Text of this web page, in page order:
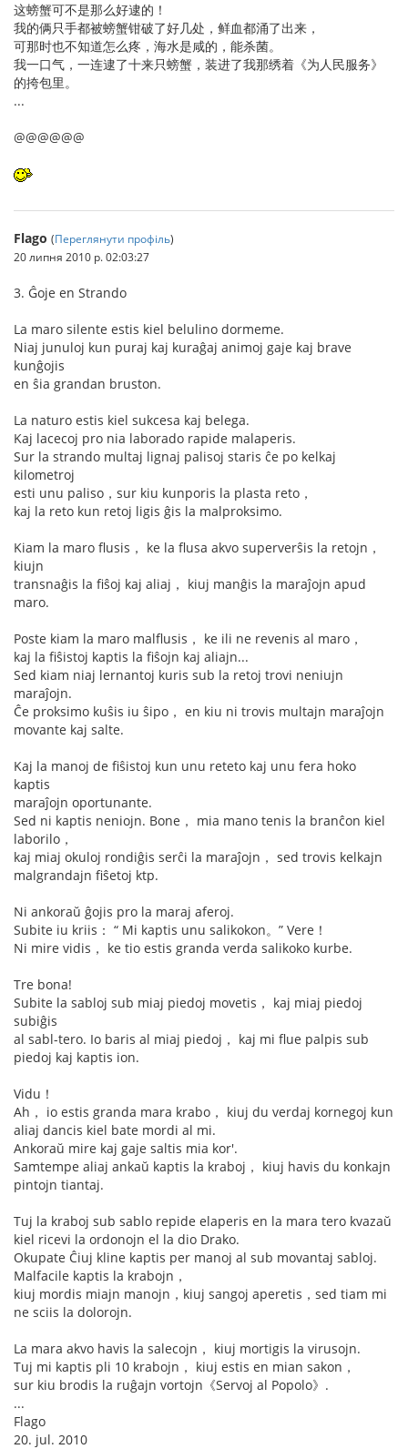
这螃蟹可不是那么好逮的！
我的俩只手都被螃蟹钳破了好几处，鲜血都涌了出来，
可那时也不知道怎么疼，海水是咸的，能杀菌。
我一口气，一连逮了十来只螃蟹，装进了我那绣着《为人民服务》
的挎包里。
...
@@@@@@
Flago (Переглянути профіль)
20 липня 2010 р. 02:03:27
3. Ĝoje en Strando
La maro silente estis kiel belulino dormeme.
Niaj junuloj kun puraj kaj kuraĝaj animoj gaje kaj brave
kunĝojis
en ŝia grandan bruston.
La naturo estis kiel sukcesa kaj belega.
Kaj lacecoj pro nia laborado rapide malaperis.
Sur la strando multaj lignaj palisoj staris ĉe po kelkaj
kilometroj
esti unu paliso，sur kiu kunporis la plasta reto，
kaj la reto kun retoj ligis ĝis la malproksimo.
Kiam la maro flusis， ke la flusa akvo superverŝis la retojn，
kiujn
transnaĝis la fiŝoj kaj aliaj， kiuj manĝis la maraĵojn apud
maro.
Poste kiam la maro malflusis， ke ili ne revenis al maro，
kaj la fiŝistoj kaptis la fiŝojn kaj aliajn...
Sed kiam niaj lernantoj kuris sub la retoj trovi neniujn
maraĵojn.
Ĉe proksimo kuŝis iu ŝipo， en kiu ni trovis multajn maraĵojn
movante kaj salte.
Kaj la manoj de fiŝistoj kun unu reteto kaj unu fera hoko
kaptis
maraĵojn oportunante.
Sed ni kaptis neniojn. Bone， mia mano tenis la branĉon kiel
laborilo，
kaj miaj okuloj rondiĝis serĉi la maraĵojn， sed trovis kelkajn
malgrandajn fiŝetoj ktp.
Ni ankoraŭ ĝojis pro la maraj aferoj.
Subite iu kriis： “ Mi kaptis unu salikokon。” Vere！
Ni mire vidis， ke tio estis granda verda salikoko kurbe.
Tre bona!
Subite la sabloj sub miaj piedoj movetis， kaj miaj piedoj
subiĝis
al sabl-tero. Io baris al miaj piedoj， kaj mi flue palpis sub
piedoj kaj kaptis ion.
Vidu！
Ah， io estis granda mara krabo， kiuj du verdaj kornegoj kun
aliaj dancis kiel bate mordi al mi.
Ankoraŭ mire kaj gaje saltis mia kor'.
Samtempe aliaj ankaŭ kaptis la kraboj， kiuj havis du konkajn
pintojn tiantaj.
Tuj la kraboj sub sablo repide elaperis en la mara tero kvazaŭ
kiel ricevi la ordonojn el la dio Drako.
Okupate Ĉiuj kline kaptis per manoj al sub movantaj sabloj.
Malfacile kaptis la krabojn，
kiuj mordis miajn manojn，kiuj sangoj aperetis，sed tiam mi
ne sciis la dolorojn.
La mara akvo havis la salecojn， kiuj mortigis la virusojn.
Tuj mi kaptis pli 10 krabojn， kiuj estis en mian sakon，
sur kiu brodis la ruĝajn vortojn《Servoj al Popolo》.
...
Flago
20. jul. 2010